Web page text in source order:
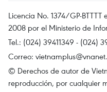
Licencia No. 1374/GP-
2008 por el Ministerio de
Tel.: (024) 39411349 - (024)
Correo:
© Derechos de autor de
reproducción, por cualquier